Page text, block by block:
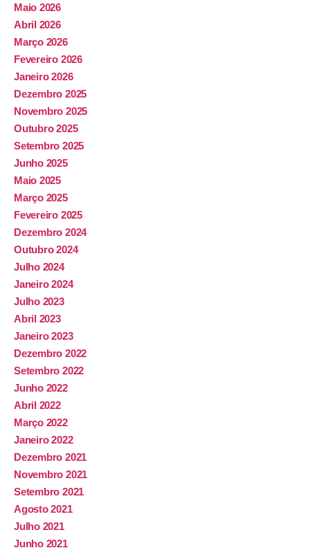
Maio 2026
Abril 2026
Março 2026
Fevereiro 2026
Janeiro 2026
Dezembro 2025
Novembro 2025
Outubro 2025
Setembro 2025
Junho 2025
Maio 2025
Março 2025
Fevereiro 2025
Dezembro 2024
Outubro 2024
Julho 2024
Janeiro 2024
Julho 2023
Abril 2023
Janeiro 2023
Dezembro 2022
Setembro 2022
Junho 2022
Abril 2022
Março 2022
Janeiro 2022
Dezembro 2021
Novembro 2021
Setembro 2021
Agosto 2021
Julho 2021
Junho 2021